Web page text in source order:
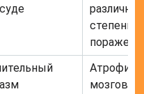
различной
степенью
Атрофия
мозговых